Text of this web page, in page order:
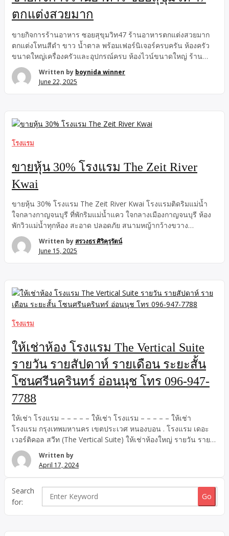
ตกแต่งสวยมาก
ขายกิจการร้านอาหาร ซอยสุขุมวิท47 ร้านอาหารตกแต่งสวยมาก
ตกแต่งโทนสีดำ ขาว น้ำตาล พร้อมเฟอร์นิเจอร์ครบครัน ห้องครัว
ขนาดใหญ่เครื่องครัวและอุปกรณ์ครบ ห้องไวน์ขนาดใหญ่ ร้าน
เป็นกระจกโปร่งเห็นสนามหญ้า ต้นไม้สวยงาม สามารถเข้าดำเนิน
กิจการต่อได้ทันที อยู่บนพื้นที่ 218 ตารางวา พื้นที่ใช้สอยรวมทั้งหมด
900 ตารางเมตร ภายในอาคาร 400 ตารางเมตร ด้านนอกอาคาร
จ่ายค่าเช่าที่ดิน 209,000 บาท/เดือน ราคา 9,000,000 บาท Tel
091~541~5556 Line ID : boynidabbb รายละเอียดทรัพย์ :: –
ภายในอาคารแบ่งเป็น 2 ชั้น ** ชั้น 1 สูง […]
Written by boynida winner
June 22, 2025
โรงแรม
ขายหุ้น 30% โรงแรม The Zeit River
Kwai
ขายหุ้น 30% โรงแรม The Zeit River Kwai โรงแรมติดริมแม่น้ำ
ใจกลางกาญจนบุรี ที่พักริมแม่น้ำแคว ใจกลางเมืองกาญจนบุรี ห้อง
พักวิวแม่น้ำทุกห้อง สะอาด ปลอดภัย สนามหญ้ากว้างขวาง
บรรยากาศดี เงียบสงบ ไม่วุ่นวาย มาพักผ่อนแบบชิลๆ ปล่อยใจ ใช้
ชีวิตแบบ slow life ที่สำคัญ – สัตว์เลี้ยงเข้าพักได้ – มีร้านอาหาร
และคาเฟ่ ภายในโรงแรม – มีกิจกรรมทั้งทางบกและทางน้ำ ราคา
แม่น้ำแคว 4. บิ๊กซี กาญจนบุรี 5. ทีเอ็มเค พาร์ค กาญจนบุรี ที่ตั้ง
ถนน กัมพูชา ตำบล บ้านใต้ อำเภอเมืองกาญจนบุรี กาญจนบุรี
——————————————————————— […]
Written by สรวงธร ศิริคุรุรัตน์
June 15, 2025
โรงแรม
ให้เช่าห้อง โรงแรม The Vertical Suite
รายวัน รายสัปดาห์ รายเดือน ระยะสั้น
โซนศรีนครินทร์ อ่อนนุช โทร 096-947-
7788
ให้เช่า โรงแรม – – – – – ให้เช่า โรงแรม – – – – – ให้เช่า
โรงแรม กรุงเทพมหานคร เขตประเวศ หนองบอน . โรงแรม เดอะ
เวอร์ติคอล สวีท (The Vertical Suite) ให้เช่าห้องใหญ่ รายวัน ราย
สัปดาห์ รายเดือน ระยะสั้น ไม่มีมัดจำล่วงหน้า โซนศรีนครินทร์
อ่อนนุช . สะดวกสบายกับห้องพักย่าน ศรีนครินทร์ บางนา * ใกล้
MRT สายสีเหลือง * ใกล้ห้างสรรพสินค้า ซีคอนสแควร์ พาราไดซ์
สถานนีรถไฟฟ้าสายสีเหลือง […]
Written by
April 17, 2024
Search
for: